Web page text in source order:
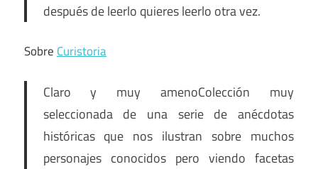
después de leerlo quieres leerlo otra vez.
SobreCuristoria
Claro y muy amenoColección muy
seleccionada de una serie de anécdotas
históricas que nos ilustran sobre muchos
personajes conocidos pero viendo facetas